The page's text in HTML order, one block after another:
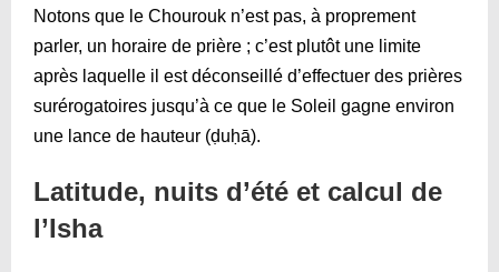
Notons que le Chourouk n’est pas, à proprement
parler, un horaire de prière ; c’est plutôt une limite
après laquelle il est déconseillé d’effectuer des prières
surérogatoires jusqu’à ce que le Soleil gagne environ
une lance de hauteur (ḍuḥā).
Latitude, nuits d’été et calcul de
l’Isha